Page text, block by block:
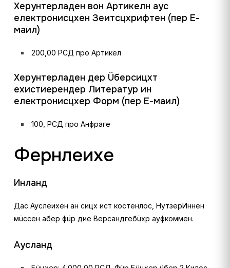
Херунтерладен вон Артикелн аус
електронисцхен Зеитсцхрифтен (пер Е-
маил)
200,00 РСД про Артикел
Херунтерладен дер Üберсицхт
еxистиерендер Литератур ин
електронисцхер Форм (пер Е-маил)
100, РСД про Анфраге
Фернлеихе
Инланд
Дас Ауслеихен ан сицх ист костенлос, НутзерИннен
мüссен абер фüр дие Версандгебüхр ауфкоммен.
Аусланд